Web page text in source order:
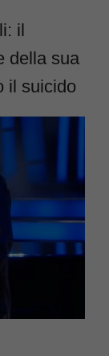
il
della sua
il suicido